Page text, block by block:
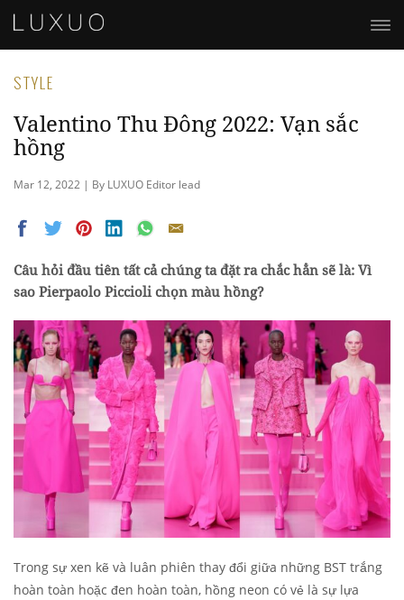
STYLE
Valentino Thu Đông 2022: Vạn sắc
hồng
Mar 12, 2022 | By LUXUO Editor lead
Câu hỏi đầu tiên tất cả chúng ta đặt ra chắc hẳn sẽ là: Vì
sao Pierpaolo Piccioli chọn màu hồng?
Trong sự xen kẽ và luân phiên thay đổi giữa những BST trắng
hoàn toàn hoặc đen hoàn toàn, hồng neon có vẻ là sự lựa